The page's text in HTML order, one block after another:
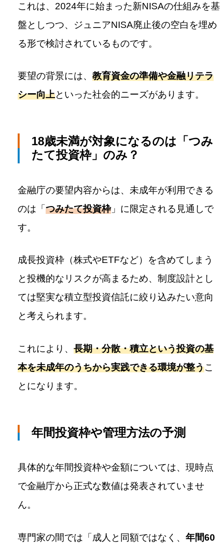
これは、2024年に始まった新NISAの仕組みを基
盤としつつ、ジュニアNISA廃止後の空白を埋め
る形で検討されているものです。
要望の背景には、 教育資金の準備や金融リテラ
シー向上といった社会的ニーズがあります。
18歳未満が対象になるのは「つみ
たて投資枠」のみ？
金融庁の要望内容からは、未成年が利用できる
のは「つみたて投資枠」に限定される見通しで
す。
成長投資枠（株式やETFなど）を含めてしまう
と投機的なリスクが高まるため、制度設計とし
ては堅実な積立型投資信託に絞り込みたい意向
と考えられます。
これにより、 長期・分散・積立という投資の基
本を未成年のうちから実践できる環境が整うこ
とになります。
年間投資枠や管理方法の予測
具体的な年間投資枠や金額については、現時点
で金融庁から正式な数値は発表されていませ
ん。
専門家の間では「成人と同額ではなく、 年間60